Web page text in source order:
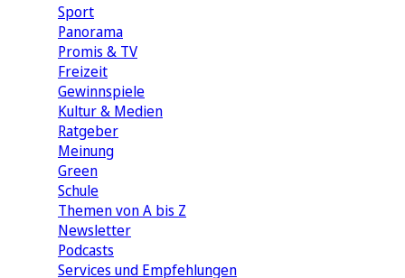
Sport
Panorama
Promis & TV
Freizeit
Gewinnspiele
Kultur & Medien
Ratgeber
Meinung
Green
Schule
Themen von A bis Z
Newsletter
Podcasts
Services und Empfehlungen